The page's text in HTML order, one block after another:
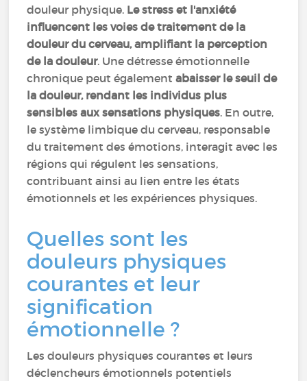
douleur physique. Le stress et l'anxiété
influencent les voies de traitement de la
douleur du cerveau, amplifiant la perception
de la douleur. Une détresse émotionnelle
chronique peut égalementabaisser le seuil de
la douleur, rendant les individus plus
sensibles aux sensations physiques. En outre,
le système limbique du cerveau, responsable
du traitement des émotions, interagit avec les
régions qui régulent les sensations,
contribuant ainsi au lien entre les états
émotionnels et les expériences physiques.
Quelles sont les
douleurs physiques
courantes et leur
signification
émotionnelle ?
Les douleurs physiques courantes et leurs
déclencheurs émotionnels potentiels